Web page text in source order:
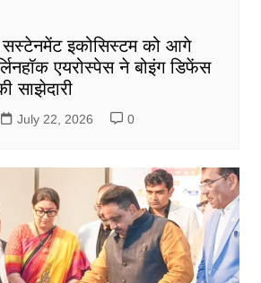
इकोसिस्टम को आगे
एयरोस्पेस ने बोइंग डिफेंस
साझेदारी
July 22, 2026 0